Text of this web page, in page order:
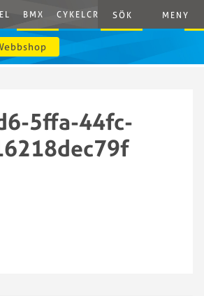
BMX CYKELCROSS E-CYCLING
SÖK MENY
5ffa-44fc-